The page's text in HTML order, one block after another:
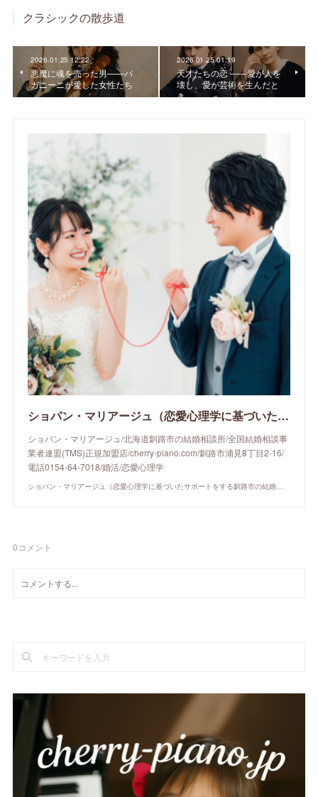
クラシックの散歩道
2026.01.25 12:22
悪魔に魂を売った男——パ
ガニーニが愛した女性たち
2026.01.25 01:19
天才たちの恋 ――愛が人を
壊し、愛が芸術を生んだと
き
ショパン・マリアージュ（恋愛心理学に基づいたサポートをする釧路市の結婚相談所）/ 全国結婚相談事業者連盟正規加盟店 / cherry-piano.com
ショパン・マリアージュ/北海道釧路市の結婚相談所/全国結婚相談事
業者連盟(TMS)正規加盟店/cherry-piano.com/釧路市浦見8丁目2-16/
電話0154-64-7018/婚活/恋愛心理学
ショパン・マリアージュ（恋愛心理学に基づいたサポートをする釧路市の結婚相談所）/ 全国結婚相談事業者連盟正規加盟店 / cherry-piano.com
0コメント